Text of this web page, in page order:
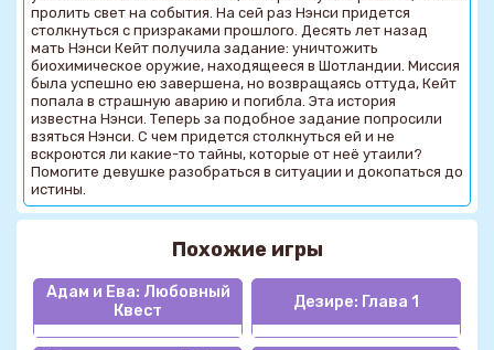
пролить свет на события. На сей раз Нэнси придется
столкнуться с призраками прошлого. Десять лет назад
мать Нэнси Кейт получила задание: уничтожить
биохимическое оружие, находящееся в Шотландии. Миссия
была успешно ею завершена, но возвращаясь оттуда, Кейт
попала в страшную аварию и погибла. Эта история
известна Нэнси. Теперь за подобное задание попросили
взяться Нэнси. С чем придется столкнуться ей и не
вскроются ли какие-то тайны, которые от неё утаили?
Помогите девушке разобраться в ситуации и докопаться до
истины.
Похожие игры
Адам и Ева: Любовный
Квест
Дезире: Глава 1